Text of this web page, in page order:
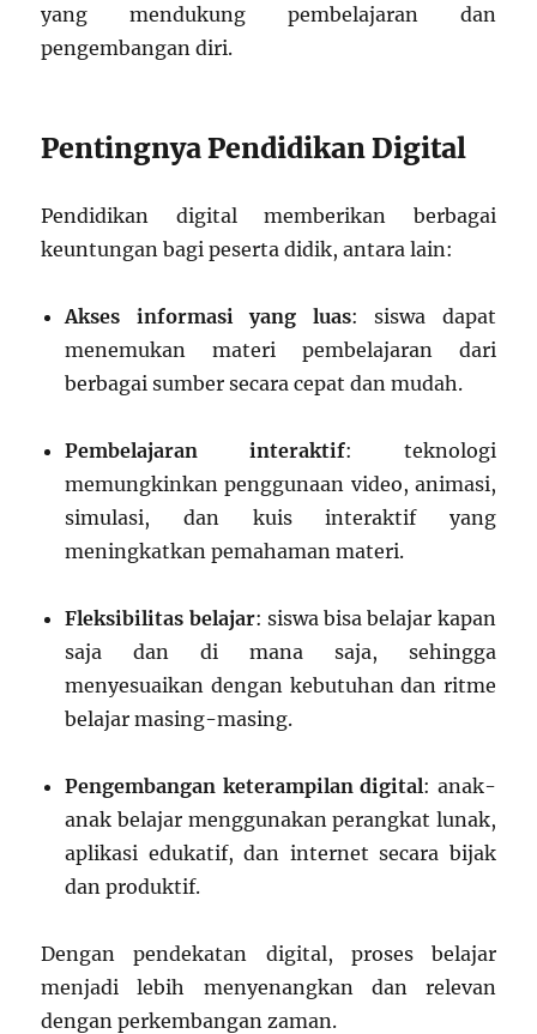
yang mendukung pembelajaran dan
pengembangan diri.
Pentingnya Pendidikan Digital
Pendidikan digital memberikan berbagai
keuntungan bagi peserta didik, antara lain:
Akses informasi yang luas: siswa dapat
menemukan materi pembelajaran dari
berbagai sumber secara cepat dan mudah.
Pembelajaran interaktif: teknologi
memungkinkan penggunaan video, animasi,
simulasi, dan kuis interaktif yang
meningkatkan pemahaman materi.
Fleksibilitas belajar: siswa bisa belajar kapan
saja dan di mana saja, sehingga
menyesuaikan dengan kebutuhan dan ritme
belajar masing-masing.
Pengembangan keterampilan digital: anak-
anak belajar menggunakan perangkat lunak,
aplikasi edukatif, dan internet secara bijak
dan produktif.
Dengan pendekatan digital, proses belajar
menjadi lebih menyenangkan dan relevan
dengan perkembangan zaman.